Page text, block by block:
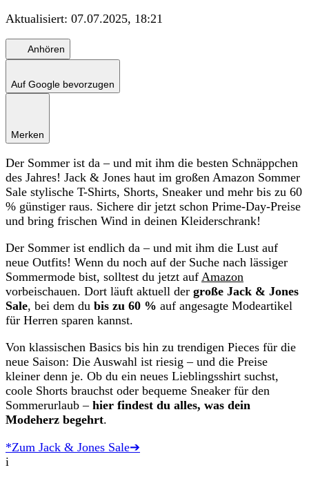
Aktualisiert: 07.07.2025, 18:21
Anhören
Auf Google bevorzugen
Merken
Der Sommer ist da – und mit ihm die besten Schnäppchen
des Jahres! Jack & Jones haut im großen Amazon Sommer
Sale stylische T-Shirts, Shorts, Sneaker und mehr bis zu 60
% günstiger raus. Sichere dir jetzt schon Prime-Day-Preise
und bring frischen Wind in deinen Kleiderschrank!
Der Sommer ist endlich da – und mit ihm die Lust auf
neue Outfits! Wenn du noch auf der Suche nach lässiger
Sommermode bist, solltest du jetzt auf Amazon
vorbeischauen. Dort läuft aktuell der große Jack & Jones
Sale, bei dem du bis zu 60 % auf angesagte Modeartikel
für Herren sparen kannst.
Von klassischen Basics bis hin zu trendigen Pieces für die
neue Saison: Die Auswahl ist riesig – und die Preise
kleiner denn je. Ob du ein neues Lieblingsshirt suchst,
coole Shorts brauchst oder bequeme Sneaker für den
Sommerurlaub – hier findest du alles, was dein
Modeherz begehrt.
*Zum Jack & Jones Sale➔
i